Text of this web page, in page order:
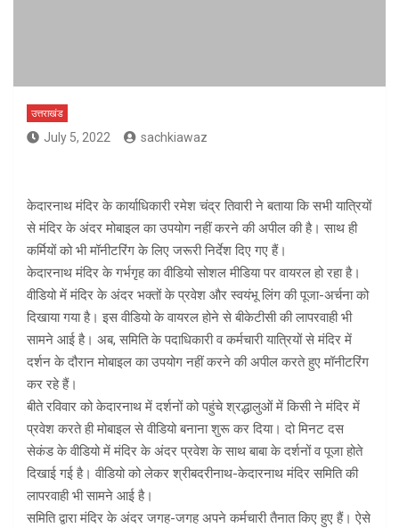
उत्तराखंड
July 5, 2022 sachkiawaz
केदारनाथ मंदिर के कार्याधिकारी रमेश चंद्र तिवारी ने बताया कि सभी यात्रियों
से मंदिर के अंदर मोबाइल का उपयोग नहीं करने की अपील की है। साथ ही
कर्मियों को भी मॉनीटरिंग के लिए जरूरी निर्देश दिए गए हैं।
केदारनाथ मंदिर के गर्भगृह का वीडियो सोशल मीडिया पर वायरल हो रहा है।
वीडियो में मंदिर के अंदर भक्तों के प्रवेश और स्वयंभू लिंग की पूजा-अर्चना को
दिखाया गया है। इस वीडियो के वायरल होने से बीकेटीसी की लापरवाही भी
सामने आई है। अब, समिति के पदाधिकारी व कर्मचारी यात्रियों से मंदिर में
दर्शन के दौरान मोबाइल का उपयोग नहीं करने की अपील करते हुए मॉनीटरिंग
कर रहे हैं।
बीते रविवार को केदारनाथ में दर्शनों को पहुंचे श्रद्धालुओं में किसी ने मंदिर में
प्रवेश करते ही मोबाइल से वीडियो बनाना शुरू कर दिया। दो मिनट दस
सेकंड के वीडियो में मंदिर के अंदर प्रवेश के साथ बाबा के दर्शनों व पूजा होते
दिखाई गई है। वीडियो को लेकर श्रीबदरीनाथ-केदारनाथ मंदिर समिति की
लापरवाही भी सामने आई है।
समिति द्वारा मंदिर के अंदर जगह-जगह अपने कर्मचारी तैनात किए हुए हैं। ऐसे